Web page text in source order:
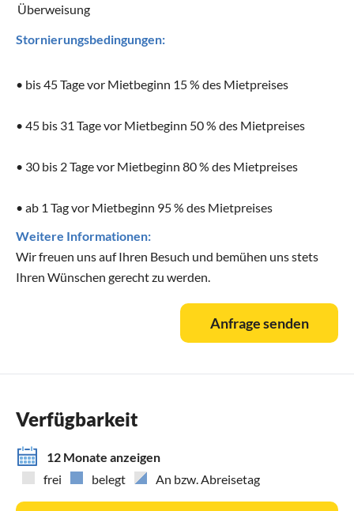
Überweisung
Stornierungsbedingungen:
• ab 1 Tag vor Mietbeginn 95 % des Mietpreises
Weitere Informationen:
Wir freuen uns auf Ihren Besuch und bemühen uns stets
Ihren Wünschen gerecht zu werden.
Anfrage senden
Verfügbarkeit
12 Monate anzeigen
frei
belegt An bzw. Abreisetag